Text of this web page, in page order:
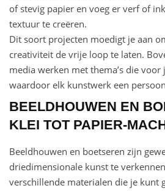
of stevig papier en voeg er verf of
textuur te creëren.
Dit soort projecten moedigt je aan
creativiteit de vrije loop te laten.
media werken met thema’s die
waardoor elk kunstwerk een
BEELDHOUWEN EN
KLEI TOT PAPIER-
Beeldhouwen en boetseren zijn
driedimensionale kunst te
verschillende materialen die je kunt